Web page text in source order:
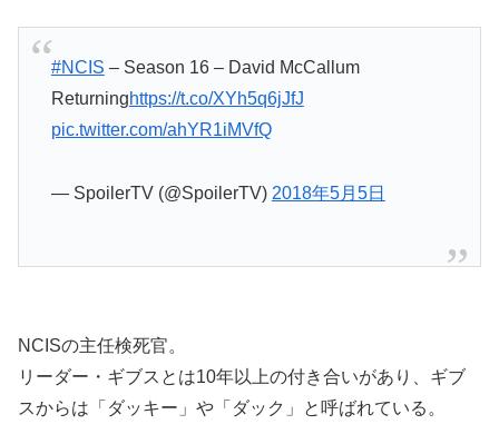
#NCIS – Season 16 – David McCallum
Returninghttps://t.co/XYh5q6jJfJ
pic.twitter.com/ahYR1iMVfQ
— SpoilerTV (@SpoilerTV) 2018年5月5日
NCISの主任検死官。
リーダー・ギブスとは10年以上の付き合いがあり、ギブ
スからは「ダッキー」や「ダック」と呼ばれている。